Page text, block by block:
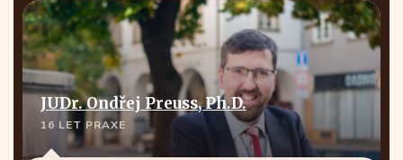
JUDr. Ondřej Preuss, Ph.D.
16 LET PRAXE